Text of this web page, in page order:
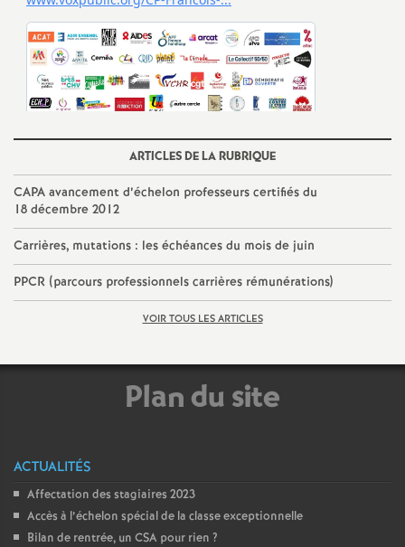
m
e
n
t
s
d
e
e
o
n
ARTICLES DE LA RUBRIQUE
CAPA avancement d’échelon professeurs certifiés du
18 décembre 2012
Carrières, mutations : les échéances du mois de juin
PPCR (parcours professionnels carrières rémunérations)
VOIR TOUS LES ARTICLES
Plan du site
ACTUALITÉS
Affectation des stagiaires 2023
Accès à l’échelon spécial de la classe exceptionnelle
Bilan de rentrée, un CSA pour rien ?